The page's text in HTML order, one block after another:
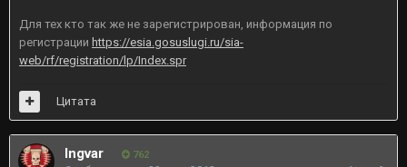
Для тех кто так же не зарегистрирован, информация по
регистрации https://esia.gosuslugi.ru/sia-
web/rf/registration/lp/Index.spr
Цитата
Ingvar 762